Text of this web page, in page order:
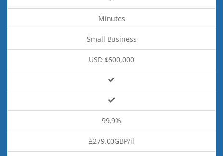
Minutes
Small Business
USD $500,000
99.9%
£279.00GBP/il